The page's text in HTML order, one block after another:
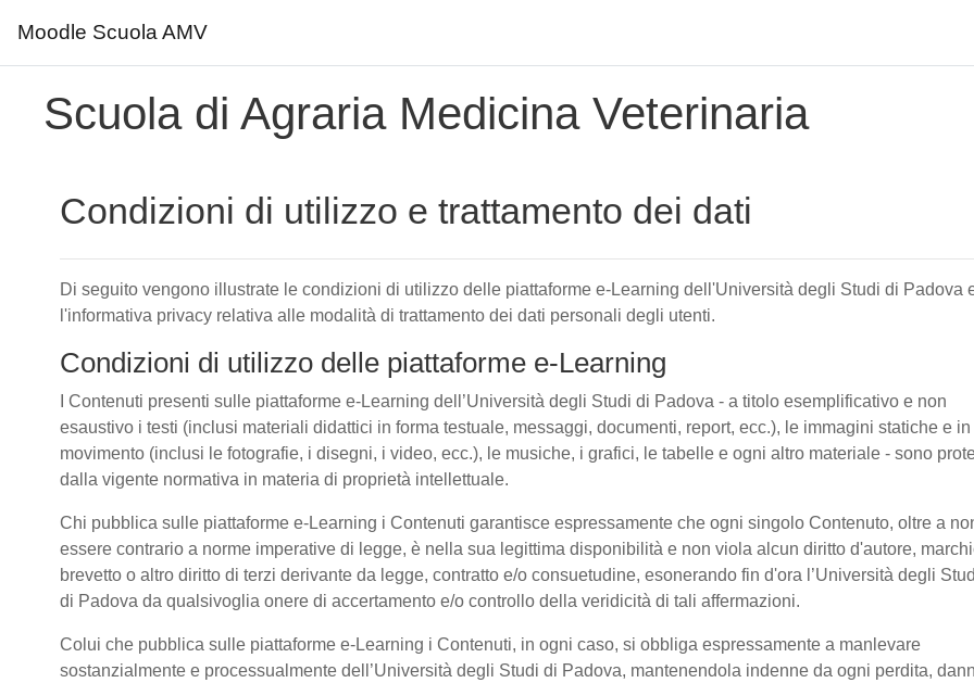
Moodle Scuola AMV
Scuola di Agraria Medicina Veterinaria
Condizioni di utilizzo e trattamento dei dati
Di seguito vengono illustrate le condizioni di utilizzo delle piattaforme e-Learning dell'Università degli Studi di Padova
l'informativa privacy relativa alle modalità di trattamento dei dati personali degli utenti.
Condizioni di utilizzo delle piattaforme e-Learning
I Contenuti presenti sulle piattaforme e-Learning dell’Università degli Studi di Padova - a titolo esemplificativo e non
esaustivo i testi (inclusi materiali didattici in forma testuale, messaggi, documenti, report, ecc.), le immagini statiche e in
movimento (inclusi le fotografie, i disegni, i video, ecc.), le musiche, i grafici, le tabelle e ogni altro materiale - sono
dalla vigente normativa in materia di proprietà intellettuale.
Chi pubblica sulle piattaforme e-Learning i Contenuti garantisce espressamente che ogni singolo Contenuto, oltre a
essere contrario a norme imperative di legge, è nella sua legittima disponibilità e non viola alcun diritto d'autore,
brevetto o altro diritto di terzi derivante da legge, contratto e/o consuetudine, esonerando fin d'ora l’Università degli
di Padova da qualsivoglia onere di accertamento e/o controllo della veridicità di tali affermazioni.
Colui che pubblica sulle piattaforme e-Learning i Contenuti, in ogni caso, si obbliga espressamente a manlevare
sostanzialmente e processualmente dell’Università degli Studi di Padova, mantenendola indenne da ogni perdita,